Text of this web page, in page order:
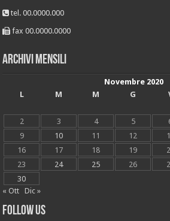
tel. 00.0000.000
fax 00.0000.0000
Archivi mensili
Novembre 2020
L
M M G
2
3 4 5
9
10 11 12
16
17 18 19
23
24 25 26
30
« Ott
Dic »
Follow Us